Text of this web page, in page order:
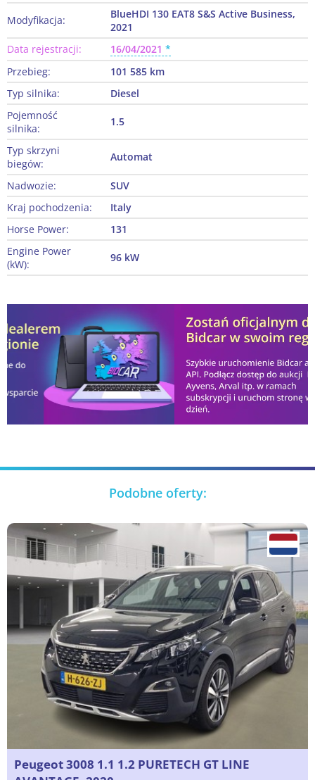
Modyfikacja:
BlueHDI 130 EAT8 S&S Active Business,
2021
Data rejestracji:
16/04/2021
Przebieg:
101 585 km
Typ silnika:
Diesel
Pojemność
silnika:
1.5
Typ skrzyni
biegów:
Automat
Nadwozie:
SUV
Kraj pochodzenia:
Italy
Horse Power:
131
Engine Power
(kW):
96 kW
Podobne oferty:
Peugeot 3008 1.1 1.2 PURETECH GT LINE